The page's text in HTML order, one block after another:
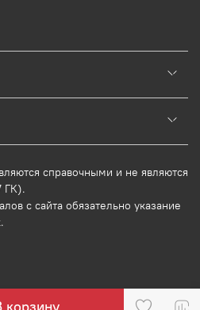
корзину
справочными и не являются
ГК).
с сайта обязательно указание